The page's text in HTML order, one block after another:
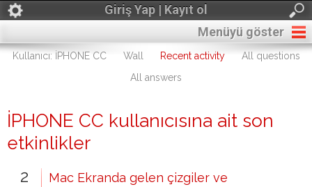
Giriş Yap | Kayıt ol
Menüyü göster
Kullanıcı: İPHONE CC Wall Recent activity
All questions
All answers
İPHONE CC kullanıcısına ait son
etkinlikler
2
Mac Ekranda gelen çizgiler ve